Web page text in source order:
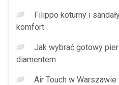
Filippo koturny i
komfort
Jak wybrać gotowy
diamentem
Air Touch w